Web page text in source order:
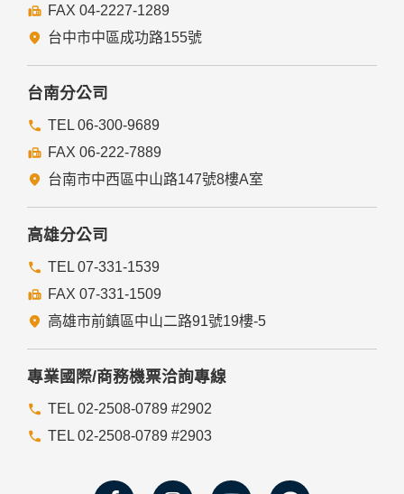
FAX 04-2227-1289
台中市中區成功路155號
台南分公司
TEL 06-300-9689
FAX 06-222-7889
台南市中西區中山路147號8樓A室
高雄分公司
TEL 07-331-1539
FAX 07-331-1509
高雄市前鎮區中山二路91號19樓-5
專業國際/商務機票洽詢專線
TEL 02-2508-0789 #2902
TEL 02-2508-0789 #2903